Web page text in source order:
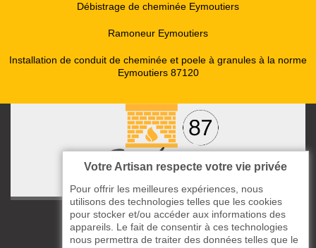
Débistrage de cheminée Eymoutiers
Ramoneur Eymoutiers
Installation de conduit de cheminée et poele à granules à la norme
Eymoutiers 87120
ccas le Bourg
87220 Boisseuil
Votre Artisan respecte votre vie privée
Pour offrir les meilleures expériences, nous
utilisons des technologies telles que les cookies
pour stocker et/ou accéder aux informations des
appareils. Le fait de consentir à ces technologies
nous permettra de traiter des données telles que le